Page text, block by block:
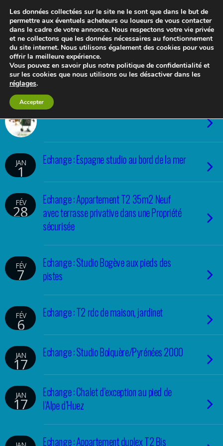
Le blog 3d-immo-visites
Échangez pour les vacances
JAN
1
Echange : Espagne studio au bord de la mer
FÉV
28
Echange : Appartement T2 35m2 Neuf
avec terrasse privative dans une Propriété
sécurisée
FÉV
7
Echange : Studio Bogève aux pieds des
pistes
FÉV
6
Echange : T2 rdc de maison, jardinet
JAN
17
Echange : Studio Bolquère/Pyrénées 2000
JAN
17
Echange : Chalet d’exception au pied de
l’Alpe d’Huez
Echange : Appartement duplex T2 Bis
Les données collectées sur le site ne le sont que dans le but de
permettre aux éventuels acheteurs ou loueurs de vous contacter
dans le cadre de votre annonce. Nous respectons votre vie privée
et ne collectons que les données nécessaires au fonctionnement
du site internet. Nous utilisons également des cookies pour vous
offrir la meilleure expérience.
Vous pouvez en savoir plus notre politique de confidentialité et
sur les cookies que nous utilisons ou les désactiver dans les
réglages.
Accepter